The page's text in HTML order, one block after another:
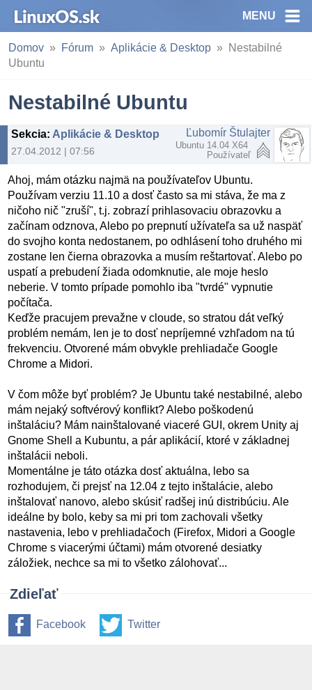
MENU
Domov Fórum Aplikácie & Desktop
Nestabilné
Ubuntu
Nestabilné Ubuntu
Sekcia: Aplikácie & Desktop
27.04.2012 | 07:56
Ľubomír Štulajter
Ubuntu 14.04 X64
Používateľ
Ahoj, mám otázku najmä na používateľov Ubuntu.
Používam verziu 11.10 a dosť často sa mi stáva, že ma z
ničoho nič "zruší", t.j. zobrazí prihlasovaciu obrazovku a
začínam odznova, Alebo po prepnutí užívateľa sa už naspäť
do svojho konta nedostanem, po odhlásení toho druhého mi
zostane len čierna obrazovka a musím reštartovať. Alebo po
uspatí a prebudení žiada odomknutie, ale moje heslo
neberie. V tomto prípade pomohlo iba "tvrdé" vypnutie
počítača.
Keďže pracujem prevažne v cloude, so stratou dát veľký
problém nemám, len je to dosť nepríjemné vzhľadom na tú
frekvenciu. Otvorené mám obvykle prehliadače Google
Chrome a Midori.
V čom môže byť problém? Je Ubuntu také nestabilné, alebo
mám nejaký softvérový konflikt? Alebo poškodenú
inštaláciu? Mám nainštalované viaceré GUI, okrem Unity aj
Gnome Shell a Kubuntu, a pár aplikácií, ktoré v základnej
inštalácii neboli.
Momentálne je táto otázka dosť aktuálna, lebo sa
rozhodujem, či prejsť na 12.04 z tejto inštalácie, alebo
inštalovať nanovo, alebo skúsiť radšej inú distribúciu. Ale
ideálne by bolo, keby sa mi pri tom zachovali všetky
nastavenia, lebo v prehliadačoch (Firefox, Midori a Google
Chrome s viacerými účtami) mám otvorené desiatky
záložiek, nechce sa mi to všetko zálohovať...
Zdieľať
Facebook Twitter